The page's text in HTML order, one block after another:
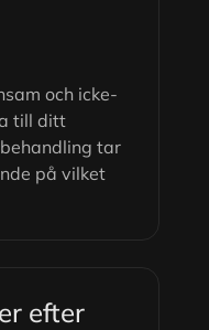
och icke-
till ditt
tar
på vilket
efter